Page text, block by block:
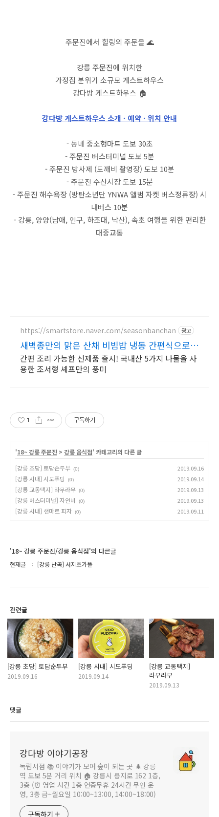
주문진에서 힐링의 주문을 🌊
강릉 주문진에 위치한
가정집 분위기 소규모 게스트하우스
강다방 게스트하우스 🏠
강다방 게스트하우스 소개 · 예약 · 위치 안내
- 동네 중소형마트 도보 30초
- 주문진 버스터미널 도보 5분
- 주문진 방사제 (도깨비 촬영장) 도보 10분
- 주문진 수산시장 도보 15분
- 주문진 해수욕장 (방탄소년단 YNWA 앨범 자켓 버스정류장) 시
내버스 10분
- 강릉, 양양(남애, 인구, 하조대, 낙산), 속초 여행을 위한 편리한
대중교통
https://smartstore.naver.com/seasonbanchan 광고
새벽종만의 맑은 산채 비빔밥 냉동 간편식으로
한끼 해결
간편 조리 가능한 신제품 출시! 국내산 5가지 나물을 사
용한 조서형 셰프만의 풍미
1 구독하기
'18~ 강릉 주문진 > 강릉 음식점' 카테고리의 다른 글
[강릉 초당] 토담순두부 (0) 2019.09.16
[강릉 시내] 시도푸딩 (0) 2019.09.14
[강릉 교동택지] 라무라무 (0) 2019.09.13
[강릉 버스터미널] 자연비 (0) 2019.09.13
[강릉 시내] 샌마르 피자 (0) 2019.09.11
'18~ 강릉 주문진/강릉 음식점'의 다른글
현재글 [강릉 난곡] 서지초가뜰
관련글
[강릉 초당] 토담순두부
2019.09.16
[강릉 시내] 시도푸딩
2019.09.14
[강릉 교동택지]
라무라무
2019.09.13
댓글
강다방 이야기공장
독립서점 📚 이야기가 모여 숲이 되는 곳 🌲 강릉
역 도보 5분 거리 위치 🏠 강릉시 용지로 162 1층,
3층 (⏰ 영업 시간 1층 연중무휴 24시간 무인 운
영, 3층 금~월요일 10:00~13:00, 14:00~18:00)
구독하기